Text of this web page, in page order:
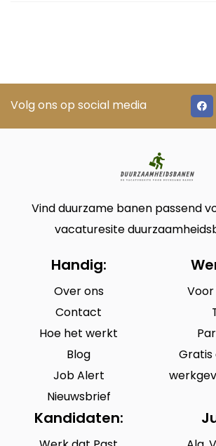
Volg ons op social media
Vind duurzame banen passend
vacaturesite
Handig:
Over ons
Contact
Hoe het werkt
Blog
Job Alert
Nieuwsbrief
Gratis
Kandidaten: